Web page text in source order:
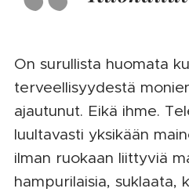
On surullista huomata
terveellisyydestä
ajautunut. Eikä ihme.
luultavasti yksikään
ilman ruokaan liittyviä
hampurilaisia, suklaata,